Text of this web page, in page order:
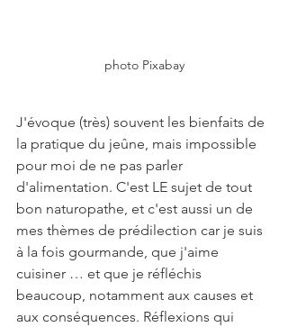
photo Pixabay
J'évoque (très) souvent les bienfaits de
la pratique du jeûne, mais impossible
pour moi de ne pas parler
d'alimentation. C'est LE sujet de tout
bon naturopathe, et c'est aussi un de
mes thèmes de prédilection car je suis
à la fois gourmande, que j'aime
cuisiner … et que je réfléchis
beaucoup, notamment aux causes et
aux conséquences. Réflexions qui